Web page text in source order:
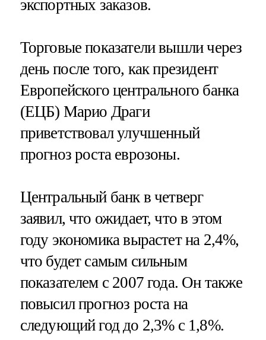
экспортных заказов.
Торговые показатели вышли через
день после того, как президент
Европейского центрального банка
(ЕЦБ) Марио Драги
приветствовал улучшенный
прогноз роста еврозоны.
Центральный банк в четверг
заявил, что ожидает, что в этом
году экономика вырастет на 2,4%,
что будет самым сильным
показателем с 2007 года. Он также
повысил прогноз роста на
следующий год до 2,3% с 1,8%.